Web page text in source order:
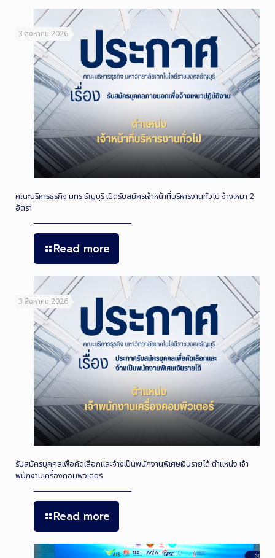
3 สิงหาคม 2026
คณะบริหารธุรกิจ มทร.ธัญบุรี เปิดรับสมัครเจ้าหน้าที่บริหารงานทั่วไป จ้างเหมา 2
อัตรา
Read more
3 สิงหาคม 2026
รับสมัครบุคคลเพื่อคัดเลือกและจ้างเป็นพนักงานพิเศษเงินรายได้ ตำแหน่ง เจ้า
พนักงานเครื่องคอมพิวเตอร์
Read more